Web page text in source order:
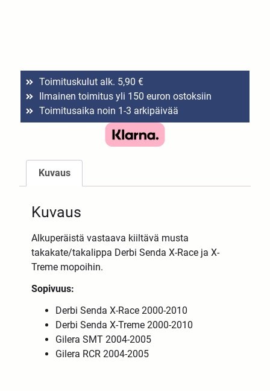
Toimituskulut alk. 5,90 €
Ilmainen toimitus yli 150 euron ostoksiin
Toimitusaika noin 1-3 arkipäivää
Kuvaus
Kuvaus
Alkuperäistä vastaava kiiltävä musta
takakate/takalippa Derbi Senda X-Race ja X-
Treme mopoihin.
Sopivuus:
Derbi Senda X-Race 2000-2010
Derbi Senda X-Treme 2000-2010
Gilera SMT 2004-2005
Gilera RCR 2004-2005